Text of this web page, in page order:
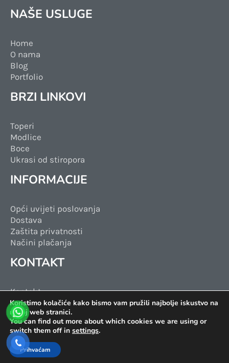
NAŠE USLUGE
Home
O nama
Blog
Portfolio
BRZI LINKOVI
Toperi
Modlice
Boce
Ukrasi od stiropora
INFORMACIJE
Opći uvijeti poslovanja
Dostava
Zaštita privatnosti
Načini plačanja
KONTAKT
Kontakt
Facebook
Instagram
Tik Tok
Koristimo kolačiće kako bismo vam pružili najbolje iskustvo na
našoj web stranici.
You can find out more about which cookies we are using or
switch them off in settings.
Prihvaćam